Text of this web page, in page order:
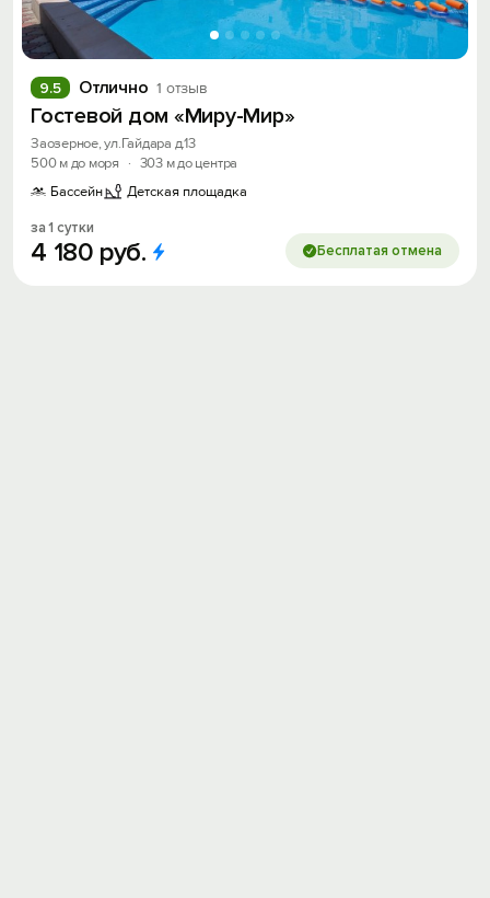
Отлично 1 отзыв
9.5
Гостевой дом «Миру-Мир»
Заозерное, ул.Гайдара д.13
500 м до моря
· 303 м до центра
Бассейн
Детская площадка
за 1 сутки
4 180 руб. Бесплатая отмена
Скидка −5%
Хочешь дешевле? Оставь почту и получи
промокод на первое бронирование!
Войти